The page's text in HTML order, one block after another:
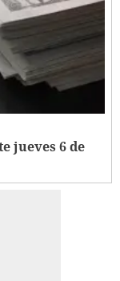
jueves 6 de